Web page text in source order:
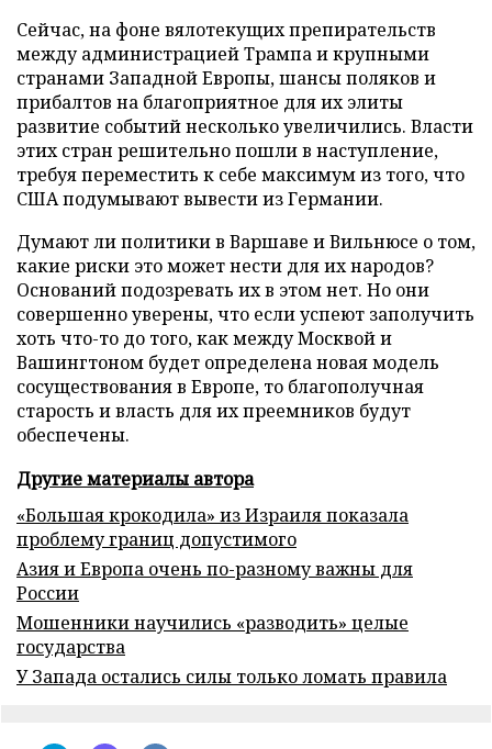
Сейчас, на фоне вялотекущих препирательств
между администрацией Трампа и крупными
странами Западной Европы, шансы поляков и
прибалтов на благоприятное для их элиты
развитие событий несколько увеличились. Власти
этих стран решительно пошли в наступление,
требуя переместить к себе максимум из того, что
США подумывают вывести из Германии.
Думают ли политики в Варшаве и Вильнюсе о том,
какие риски это может нести для их народов?
Оснований подозревать их в этом нет. Но они
совершенно уверены, что если успеют заполучить
хоть что-то до того, как между Москвой и
Вашингтоном будет определена новая модель
сосуществования в Европе, то благополучная
старость и власть для их преемников будут
обеспечены.
Другие материалы автора
«Большая крокодила» из Израиля показала
проблему границ допустимого
Азия и Европа очень по-разному важны для
России
Мошенники научились «разводить» целые
государства
У Запада остались силы только ломать правила